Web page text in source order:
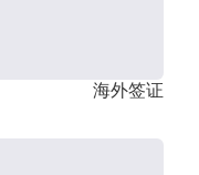
海外签证